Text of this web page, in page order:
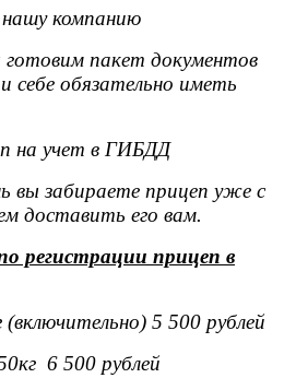
компанию
пакет документов
себе обязательно иметь
на учет в ГИБДД
вы забираете прицеп уже с
доставить его вам.
регистрации прицеп в
5 500 рублей
6 500 рублей